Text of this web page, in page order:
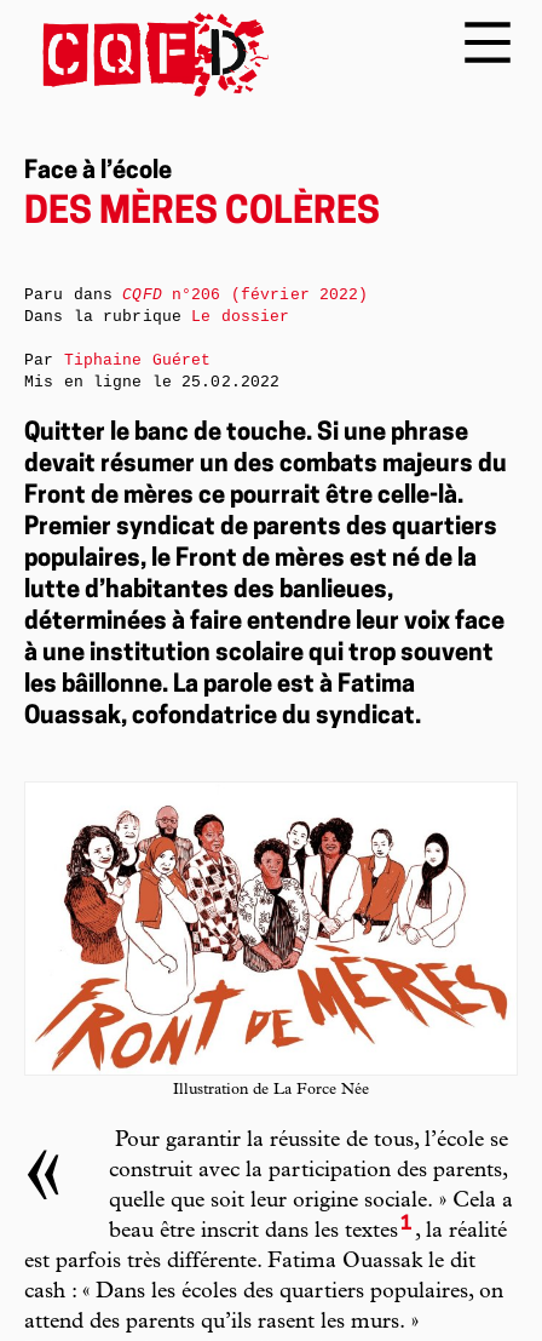
Face à l’école
DES MÈRES COLÈRES
Quitter le banc de touche. Si une phrase
devait résumer un des combats majeurs du
Front de mères ce pourrait être celle-là.
Premier syndicat de parents des quartiers
populaires, le Front de mères est né de la
lutte d’habitantes des banlieues,
déterminées à faire entendre leur voix face
à une institution scolaire qui trop souvent
les bâillonne. La parole est à Fatima
Ouassak, cofondatrice du syndicat.
Illustration de La Force Née
«
Pour garantir la réussite de tous, l’école se
construit avec la participation des parents,
quelle que soit leur origine sociale. » Cela a
beau être inscrit dans les textes1 , la réalité
est parfois très différente. Fatima Ouassak le dit
cash : « Dans les écoles des quartiers populaires, on
attend des parents qu’ils rasent les murs. »
Paru dansCQFDn°206 (février 2022)
Dans la rubrique Le dossier
Par Tiphaine Guéret
Mis en ligne le 25.02.2022